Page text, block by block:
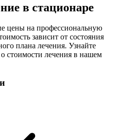
в стационаре
цены на профессиональную
зависит от состояния
плана лечения. Узнайте
стоимости лечения в нашем